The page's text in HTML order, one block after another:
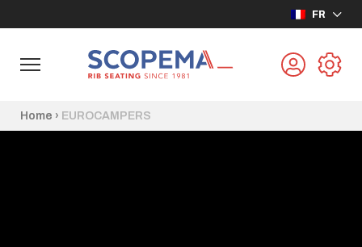
FR
Home › EUROCAMPERS